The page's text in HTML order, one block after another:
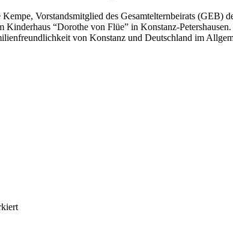
Vorstandsmitglied des Gesamtelternbeirats (GEB)
“Dorothe von Flüe” in Konstanz-
von Konstanz und Deutschland im